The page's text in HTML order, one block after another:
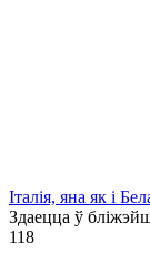
Італія, яна як і
Здаецца ў
118